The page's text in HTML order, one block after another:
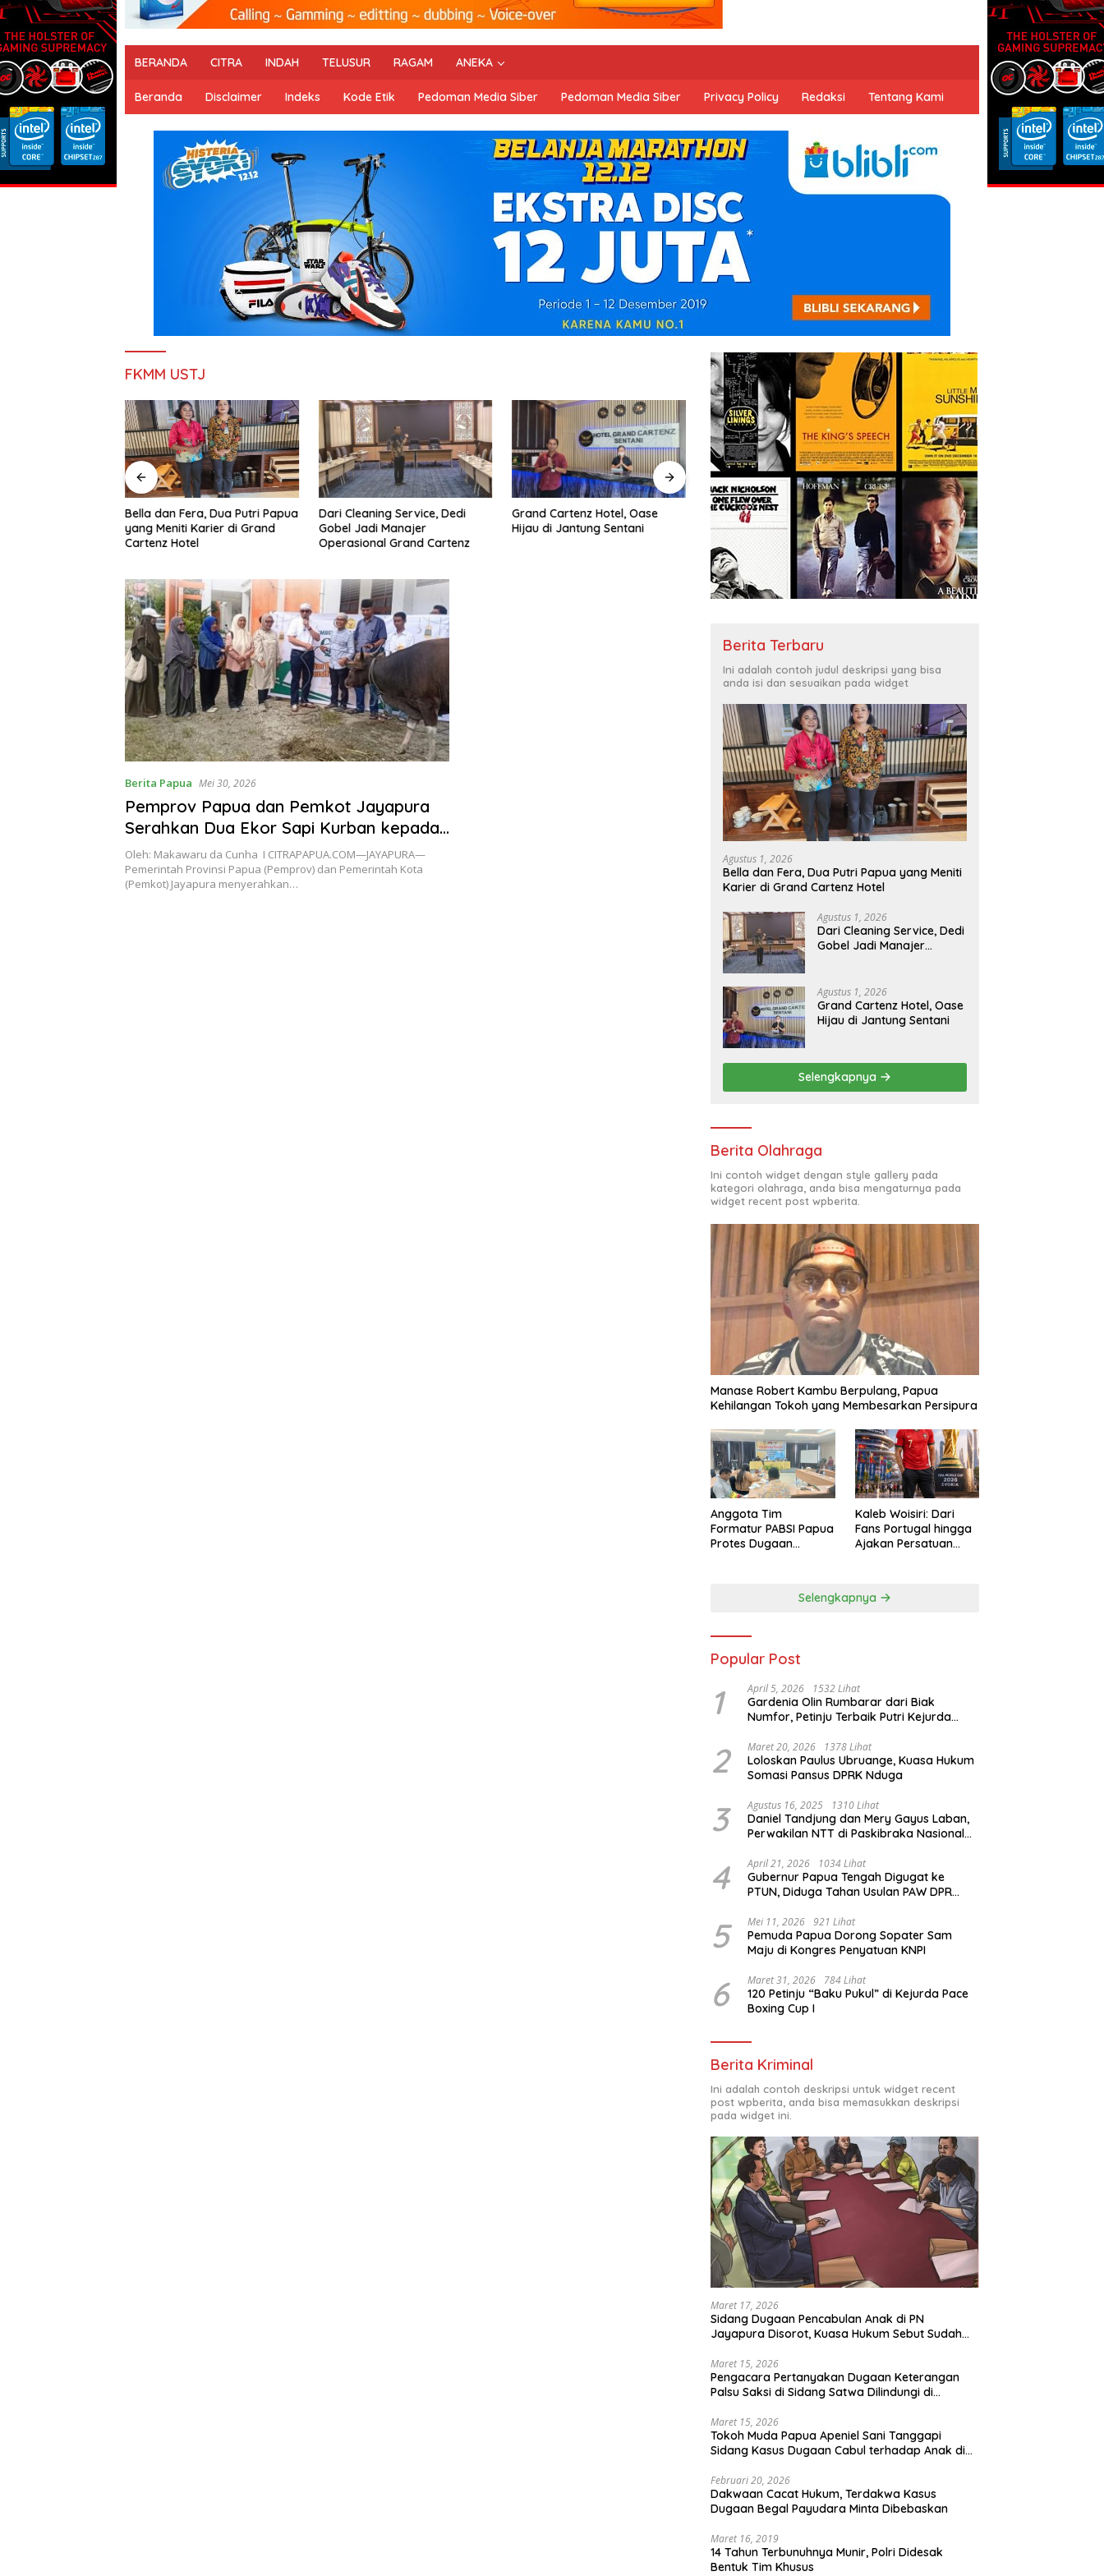
BERANDA CITRA INDAH TELUSUR RAGAM ANEKA
Beranda Disclaimer Indeks Kode Etik Pedoman Media Siber Pedoman Media Siber Privacy Policy Redaksi Tentang Kami
FKMM USTJ
Bella dan Fera, Dua Putri Papua
yang Meniti Karier di Grand
Cartenz Hotel
Dari Cleaning Service, Dedi
Gobel Jadi Manajer
Operasional Grand Cartenz
Grand Cartenz Hotel, Oase
Hijau di Jantung Sentani
Pemprov Papua Tunggu
Jawaban Mahkamah Agung
Terkait Sengketa Ganti Rugi
Ring Road
Manase Robert Kambu
Berpulang, Papua Kehilangan
Tokoh yang Membesarkan
Persipura
Berita Papua Mei 30, 2026
Pemprov Papua dan Pemkot Jayapura
Serahkan Dua Ekor Sapi Kurban kepada
USTJ
Oleh: Makawaru da Cunha I CITRAPAPUA.COM—JAYAPURA—
Pemerintah Provinsi Papua (Pemprov) dan Pemerintah Kota
(Pemkot) Jayapura menyerahkan…
Berita Terbaru
Ini adalah contoh judul deskripsi yang bisa
anda isi dan sesuaikan pada widget
Agustus 1, 2026
Bella dan Fera, Dua Putri Papua yang Meniti
Karier di Grand Cartenz Hotel
Agustus 1, 2026
Dari Cleaning Service, Dedi
Gobel Jadi Manajer
Agustus 1, 2026
Grand Cartenz Hotel, Oase
Hijau di Jantung Sentani
Selengkapnya
Berita Olahraga
Ini contoh widget dengan style gallery pada
kategori olahraga, anda bisa mengaturnya pada
widget recent post wpberita.
Manase Robert Kambu Berpulang, Papua
Kehilangan Tokoh yang Membesarkan Persipura
Anggota Tim
Formatur PABSI Papua
Protes Dugaan
Kaleb Woisiri: Dari
Fans Portugal hingga
Ajakan Persatuan
Selengkapnya
Popular Post
1 April 5, 2026 1532 Lihat
Gardenia Olin Rumbarar dari Biak
Numfor, Petinju Terbaik Putri Kejurda
2 Maret 20, 2026 1378 Lihat
Loloskan Paulus Ubruange, Kuasa Hukum
Somasi Pansus DPRK Nduga
3 Agustus 16, 2025 1310 Lihat
Daniel Tandjung dan Mery Gayus Laban,
Perwakilan NTT di Paskibraka Nasional
4 April 21, 2026 1034 Lihat
Gubernur Papua Tengah Digugat ke
PTUN, Diduga Tahan Usulan PAW DPR
5 Mei 11, 2026 921 Lihat
Pemuda Papua Dorong Sopater Sam
Maju di Kongres Penyatuan KNPI
6 Maret 31, 2026 784 Lihat
120 Petinju “Baku Pukul” di Kejurda Pace
Boxing Cup I
Berita Kriminal
Ini adalah contoh deskripsi untuk widget recent
post wpberita, anda bisa memasukkan deskripsi
pada widget ini.
Maret 17, 2026
Sidang Dugaan Pencabulan Anak di PN
Jayapura Disorot, Kuasa Hukum Sebut Sudah
Maret 15, 2026
Pengacara Pertanyakan Dugaan Keterangan
Palsu Saksi di Sidang Satwa Dilindungi di
Maret 15, 2026
Tokoh Muda Papua Apeniel Sani Tanggapi
Sidang Kasus Dugaan Cabul terhadap Anak di
Februari 20, 2026
Dakwaan Cacat Hukum, Terdakwa Kasus
Dugaan Begal Payudara Minta Dibebaskan
Maret 16, 2019
14 Tahun Terbunuhnya Munir, Polri Didesak
Bentuk Tim Khusus